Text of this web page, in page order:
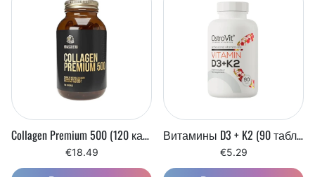
Collagen Premium 500 (120 капсул)
€18.49
Витамины D3 + K2 (90 таблеток)
€5.29